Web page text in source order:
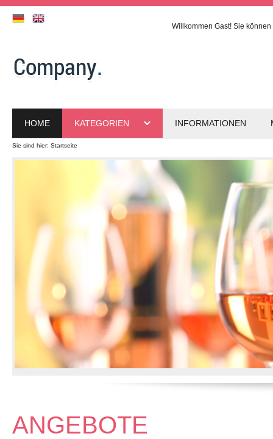
Willkommen Gast! Sie
HOME KATEGORIEN INFORMATIONEN
Sie sind hier: Startseite
ANGEBOTE